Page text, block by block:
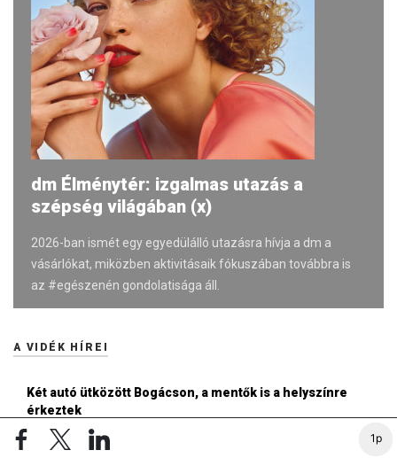
1p
dm Élménytér: izgalmas utazás a
szépség világában (x)
2026-ban ismét egy egyedülálló utazásra hívja a dm a
vásárlókat, miközben aktivitásaik fókuszában továbbra is
az #egészenén gondolatisága áll.
A VIDÉK HÍREI
Két autó ütközött Bogácson, a mentők is a helyszínre
érkeztek